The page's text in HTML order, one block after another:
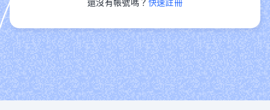
還沒有帳號嗎？ 快速註冊